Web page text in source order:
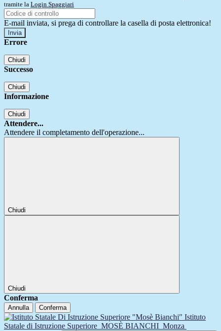
tramite la Login Spaggiari
E-mail inviata, si prega di controllare la casella di posta elettronica!
Errore
Chiudi
Successo
Chiudi
Informazione
Chiudi
Attendere...
Attendere il completamento dell'operazione...
Chiudi
Chiudi
Conferma
Annulla Conferma
Istituto
Statale di Istruzione Superiore MOSÈ BIANCHI Monza